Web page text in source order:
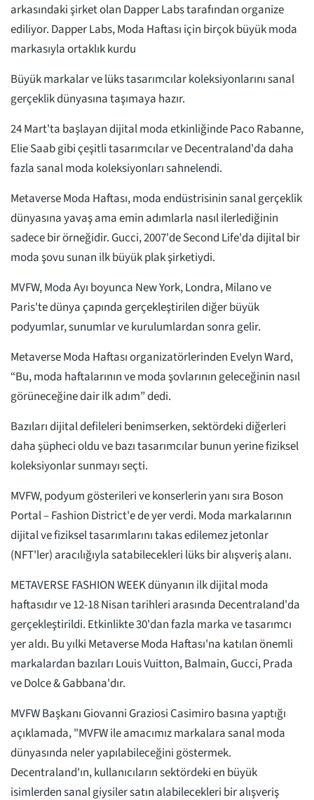
arkasındaki şirket olan Dapper Labs tarafından organize
ediliyor. Dapper Labs, Moda Haftası için birçok büyük moda
markasıyla ortaklık kurdu
Büyük markalar ve lüks tasarımcılar koleksiyonlarını sanal
gerçeklik dünyasına taşımaya hazır.
24 Mart'ta başlayan dijital moda etkinliğinde Paco Rabanne,
Elie Saab gibi çeşitli tasarımcılar ve Decentraland'da daha
fazla sanal moda koleksiyonları sahnelendi.
Metaverse Moda Haftası, moda endüstrisinin sanal gerçeklik
dünyasına yavaş ama emin adımlarla nasıl ilerlediğinin
sadece bir örneğidir. Gucci, 2007'de Second Life'da dijital bir
moda şovu sunan ilk büyük plak şirketiydi.
MVFW, Moda Ayı boyunca New York, Londra, Milano ve
Paris'te dünya çapında gerçekleştirilen diğer büyük
podyumlar, sunumlar ve kurulumlardan sonra gelir.
Metaverse Moda Haftası organizatörlerinden Evelyn Ward,
“Bu, moda haftalarının ve moda şovlarının geleceğinin nasıl
görüneceğine dair ilk adım” dedi.
Bazıları dijital defileleri benimserken, sektördeki diğerleri
daha şüpheci oldu ve bazı tasarımcılar bunun yerine fiziksel
koleksiyonlar sunmayı seçti.
MVFW, podyum gösterileri ve konserlerin yanı sıra Boson
Portal – Fashion District'e de yer verdi. Moda markalarının
dijital ve fiziksel tasarımlarını takas edilemez jetonlar
(NFT'ler) aracılığıyla satabilecekleri lüks bir alışveriş alanı.
METAVERSE FASHION WEEK dünyanın ilk dijital moda
haftasıdır ve 12-18 Nisan tarihleri arasında Decentraland'da
gerçekleştirildi. Etkinlikte 30'dan fazla marka ve tasarımcı
yer aldı. Bu yılki Metaverse Moda Haftası'na katılan önemli
markalardan bazıları Louis Vuitton, Balmain, Gucci, Prada
ve Dolce & Gabbana'dır.
MVFW Başkanı Giovanni Graziosi Casimiro basına yaptığı
açıklamada, "MVFW ile amacımız markalara sanal moda
dünyasında neler yapılabileceğini göstermek.
Decentraland'ın, kullanıcıların sektördeki en büyük
isimlerden sanal giysiler satın alabilecekleri bir alışveriş